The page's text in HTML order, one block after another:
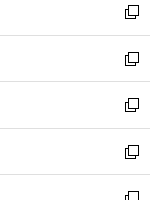
ド
ウ
で
開
く
ィ
ン
ド
ウ
で
開
く
い
ウ
ィ
ン
ド
ウ
で
開
新
し
い
ウ
ィ
ン
ド
ウ
新
し
い
ウ
ィ
ン
新
し
い
ウ
新
し